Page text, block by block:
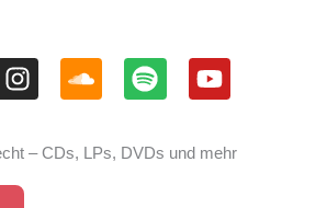
I
n
t
g
S
o
n
S
p
t
Y
o
t
– CDs, LPs, DVDs und mehr